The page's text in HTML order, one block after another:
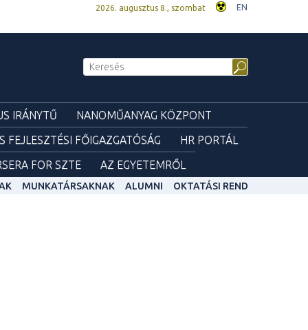
2026. augusztus 8., szombat EN
IRÁNYTŰ
NANOMŰANYAG KÖZPONT
FEJLESZTÉSI FŐIGAZGATÓSÁG
HR PORTÁL
FOR SZTE AZ EGYETEMRŐL
MUNKATÁRSAKNAK ALUMNI OKTATÁSI REND